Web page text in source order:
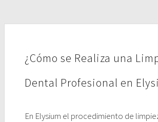
¿Cómo se Realiza una
Dental Profesional en
En Elysium el procedimiento de